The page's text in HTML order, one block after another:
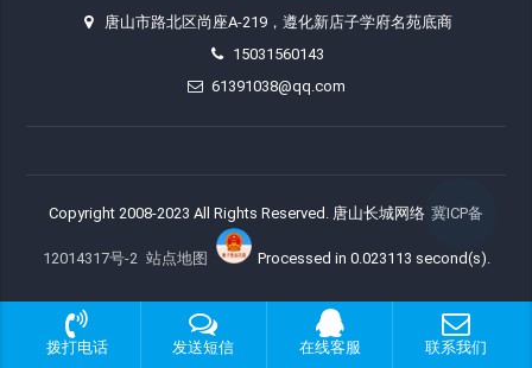
唐山市路北区尚座A-219，遵化新店子学府名苑底商
15031560143
61391038@qq.com
Copyright 2008-2023 All Rights Reserved. 唐山长城网络 冀ICP备
12014317号-2 站点地图 Processed in 0.023113 second(s).
拨打电话 发送短信 在线客服 联系我们